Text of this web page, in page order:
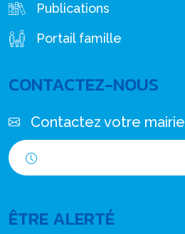
Publications
Portail famille
CONTACTEZ-NOUS
Contactez votre mairie
ÊTRE ALERTÉ